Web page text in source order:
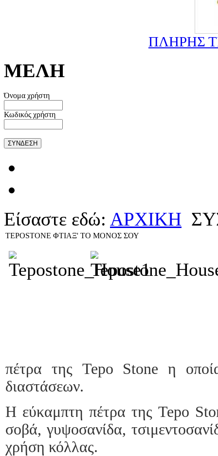
ΠΛΗΡΗΣ
ΜΕΛΗ
Όνομα χρήστη
Κωδικός χρήστη
Είσαστε εδώ: ΑΡΧΙΚΗ
TEPOSTONE ΦΤΙΑΞ' ΤΟ ΜΟΝΟΣ ΣΟΥ
πέτρα της Tepo Stone η
διαστάσεων.
Η εύκαμπτη πέτρα της Tepo
σοβά, γυψοσανίδα,
χρήση κόλλας.